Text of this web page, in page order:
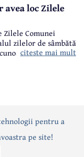
avea loc Zilele
Zilele Comunei
zilelor de sâmbătă
citeste mai mult
Interviuri
pentru a
pe site!